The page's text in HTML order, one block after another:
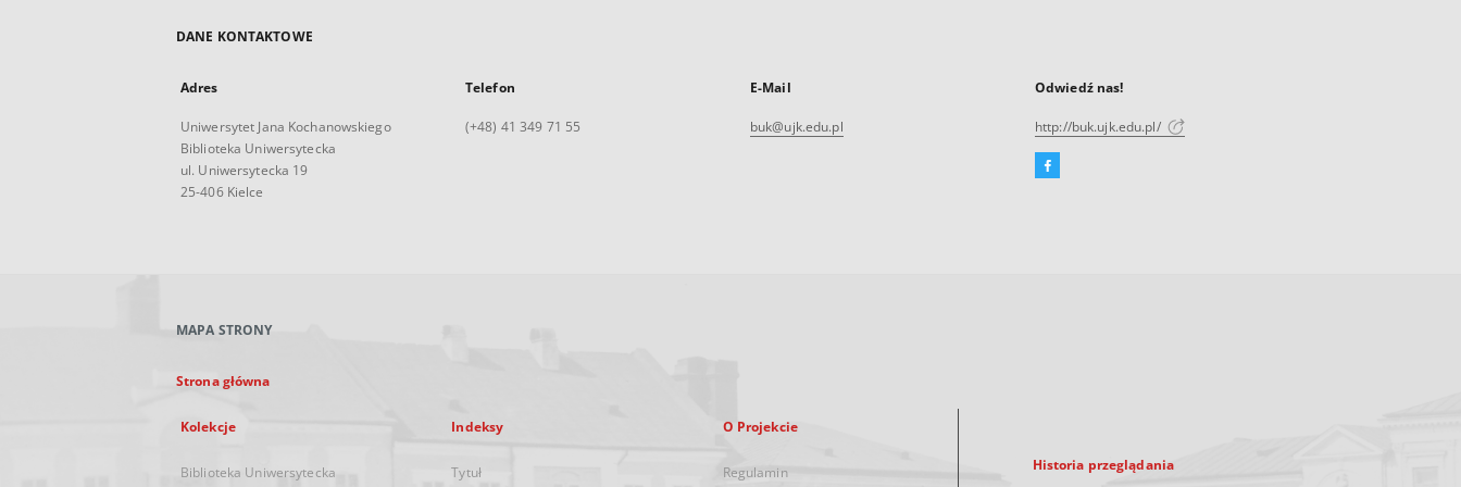
DANE KONTAKTOWE
Adres
Uniwersytet Jana Kochanowskiego
Biblioteka Uniwersytecka
ul. Uniwersytecka 19
25-406 Kielce
Telefon
(+48) 41 349 71 55
E-Mail
buk@ujk.edu.pl
Odwiedź nas!
http://buk.ujk.edu.pl/
Facebook
MAPA STRONY
Strona główna
Kolekcje
Biblioteka Uniwersytecka
Indeksy
Tytuł
O Projekcie
Regulamin Historia przeglądania